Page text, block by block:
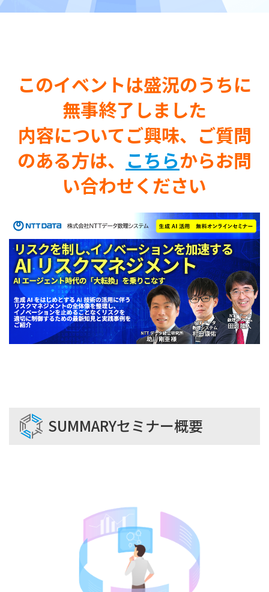
このイベントは盛況のうちに
無事終了しました
内容についてご興味、ご質問
のある方は、 こちらからお問
い合わせください
SUMMARYセミナー概要